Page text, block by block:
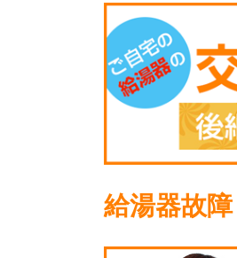
給湯器故障